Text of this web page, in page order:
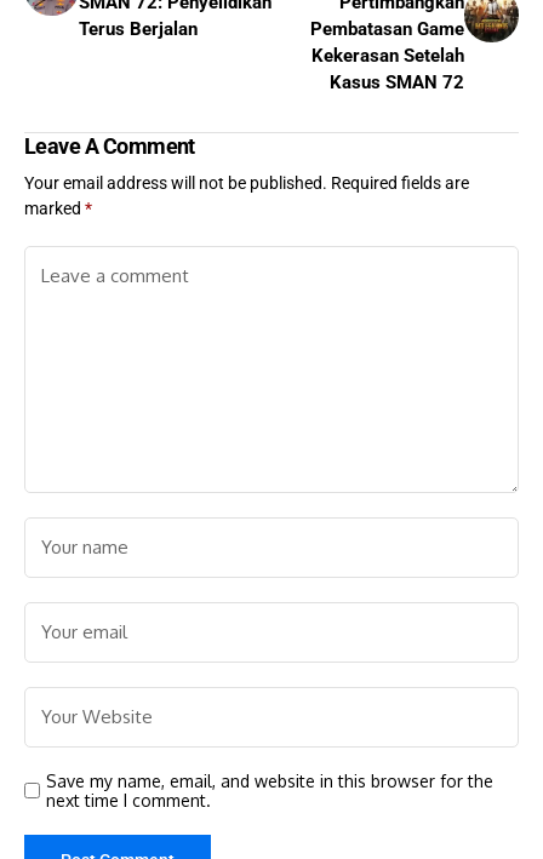
Terus Berjalan
Pembatasan Game
Kekerasan Setelah
Kasus SMAN 72
Leave A Comment
Your email address will not be published. Required fields are
marked *
Save my name, email, and website in this browser for the
next time I comment.